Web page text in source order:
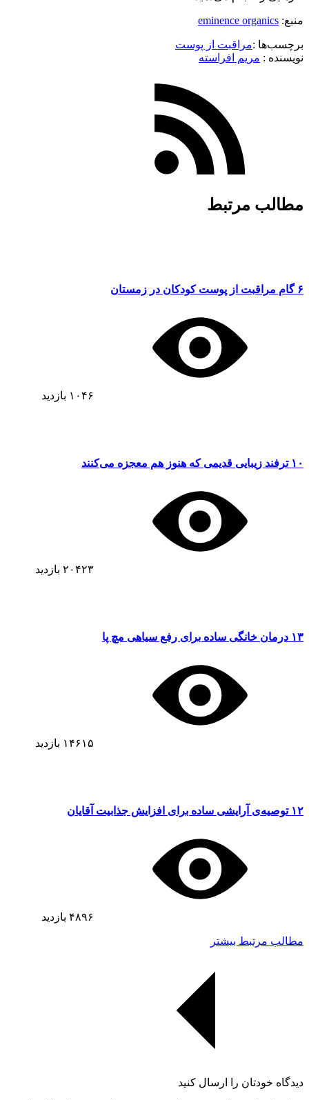
منبع: eminence organics
برچسب‌ها :مراقبت از پوست
نویسنده :‌ مریم افراسته
مطالب مرتبط
۶ گام مراقبت از پوست کودکان در زمستان
۱۰۴۶ بازدید
۱۰ ترفند زیبایی قدیمی که هنوز هم معجزه می‌کنند
۲۰۴۲۳ بازدید
۱۳ درمان خانگی ساده برای رفع سیاهی مچ پا
۱۴۶۱۵ بازدید
۱۲ توصیه‌ی آرایشی ساده برای افزایش جذابیت آقایان
۴۸۹۶ بازدید
مطالب مرتبط بیشتر
دیدگاه خودتان را ارسال کنید